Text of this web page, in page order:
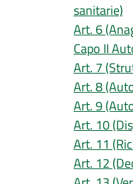
sanitarie)
Art. 6
Capo II
Art. 7
Art. 8
Art. 9
Art. 10
Art. 11
Art. 12